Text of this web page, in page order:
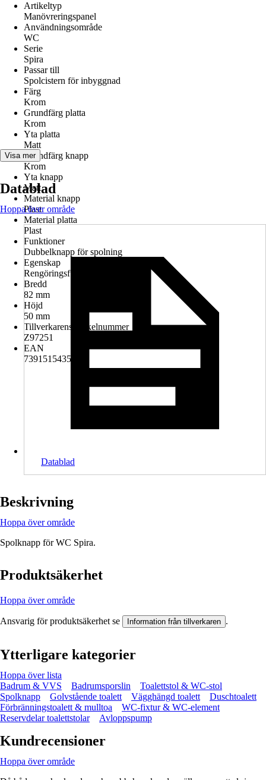
Artikeltyp
Manövreringspanel
Användningsområde
WC
Serie
Spira
Passar till
Spolcistern för inbyggnad
Färg
Krom
Grundfärg platta
Krom
Yta platta
Matt
Grundfärg knapp
Krom
Yta knapp
Matt
Material knapp
Plast
Material platta
Plast
Funktioner
Dubbelknapp för spolning
Egenskap
Rengöringsfunktion
Bredd
82 mm
Höjd
50 mm
Tillverkarens artikelnummer
Z97251
EAN
7391515435160
Visa mer
Datablad
Hoppa över område
Datablad
Beskrivning
Hoppa över område
Spolknapp för WC Spira.
Produktsäkerhet
Hoppa över område
Ansvarig för produktsäkerhet se Information från tillverkaren .
Ytterligare kategorier
Hoppa över lista
Badrum & VVS
Badrumsporslin
Toalettstol & WC-stol
Spolknapp
Golvstående toalett Vägghängd toalett
Duschtoalett
Förbränningstoalett & mulltoa
WC-fixtur & WC-element
Reservdelar toalettstolar
Avloppspump
Kundrecensioner
Hoppa över område